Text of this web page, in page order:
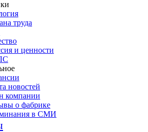
труда
и ценности
новостей
компании
о фабрике
в СМИ